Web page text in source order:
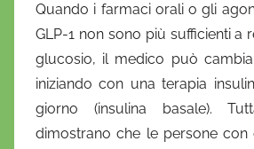
Quando i farmaci orali o gli
GLP-1 non sono più sufficienti a
glucosio, il medico può
iniziando con una terapia
giorno (insulina basale).
dimostrano che le persone con